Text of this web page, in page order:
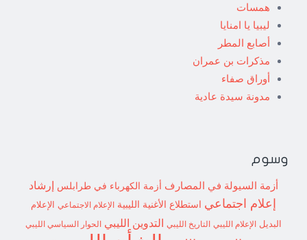
همسات
ليبيا يا امنايا
أصابع المطر
مذكرات بن عمران
أوراق صفاء
مدونة سيدة عادية
وسوم
أزمة السيولة في المصارف أزمة الكهرباء في طرابلس إرشاد
إعلام اجتماعي استطلاع الأغنية الليبية الإعلام الاجتماعي
الإعلام
البديل الإعلام الليبي التاريخ الليبي التدوين الليبي الحوار السياسي الليبي